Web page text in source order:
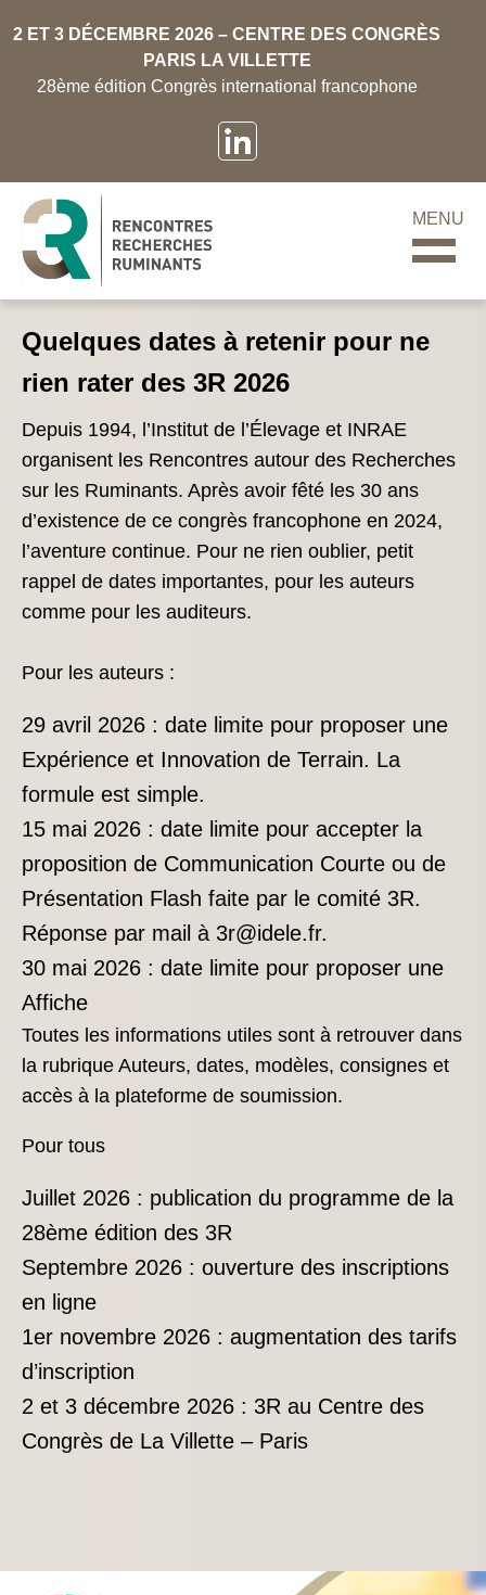
2 ET 3 DÉCEMBRE 2026 – CENTRE DES CONGRÈS
PARIS LA VILLETTE
28ème édition Congrès international francophone
MENU
Quelques dates à retenir pour ne
rien rater des 3R 2026
Depuis 1994, l’Institut de l’Élevage et INRAE
organisent les Rencontres autour des Recherches
sur les Ruminants. Après avoir fêté les 30 ans
d’existence de ce congrès francophone en 2024,
l’aventure continue. Pour ne rien oublier, petit
rappel de dates importantes, pour les auteurs
comme pour les auditeurs.
Pour les auteurs :
29 avril 2026 : date limite pour proposer une
Expérience et Innovation de Terrain. La
formule est simple.
15 mai 2026 : date limite pour accepter la
proposition de Communication Courte ou de
Présentation Flash faite par le comité 3R.
Réponse par mail à 3r@idele.fr.
30 mai 2026 : date limite pour proposer une
Affiche
Toutes les informations utiles sont à retrouver dans
la rubrique Auteurs, dates, modèles, consignes et
accès à la plateforme de soumission.
Pour tous
Juillet 2026 : publication du programme de la
28ème édition des 3R
Septembre 2026 : ouverture des inscriptions
en ligne
1er novembre 2026 : augmentation des tarifs
d’inscription
2 et 3 décembre 2026 : 3R au Centre des
Congrès de La Villette – Paris